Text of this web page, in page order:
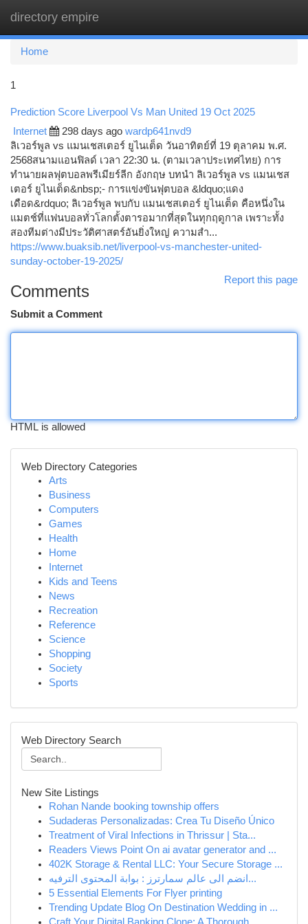
directory empire
Home
1
Prediction Score Liverpool Vs Man United 19 Oct 2025
Internet 298 days ago wardp641nvd9
ลิเวอร์พูล vs แมนเชสเตอร์ ยูไนเต็ด วันอาทิตย์ที่ 19 ตุลาคม พ.ศ.
2568สนามแอนฟิลด์ เวลา 22:30 น. (ตามเวลาประเทศไทย) การ
ทำนายผลฟุตบอลพรีเมียร์ลีก อังกฤษ บทนำ ลิเวอร์พูล vs แมนเชส
เตอร์ ยูไนเต็ด&nbsp;- การแข่งขันฟุตบอล &ldquo;แดง
เดือด&rdquo; ลิเวอร์พูล พบกับ แมนเชสเตอร์ ยูไนเต็ด คือหนึ่งใน
แมตช์ที่แฟนบอลทั่วโลกตั้งตารอมากที่สุดในทุกฤดูกาล เพราะทั้ง
สองทีมต่างมีประวัติศาสตร์อันยิ่งใหญ่ ความสำ...
https://www.buaksib.net/liverpool-vs-manchester-united-
sunday-october-19-2025/
Report this page
Comments
Submit a Comment
HTML is allowed
Web Directory Categories
Arts
Business
Computers
Games
Health
Home
Internet
Kids and Teens
News
Recreation
Reference
Science
Shopping
Society
Sports
Web Directory Search
New Site Listings
Rohan Nande booking township offers
Sudaderas Personalizadas: Crea Tu Diseño Único
Treatment of Viral Infections in Thrissur | Sta...
Readers Views Point On ai avatar generator and ...
402K Storage & Rental LLC: Your Secure Storage ...
انضم الى عالم سمارترز : بوابة المحتوى الترفيه...
5 Essential Elements For Flyer printing
Trending Update Blog On Destination Wedding in ...